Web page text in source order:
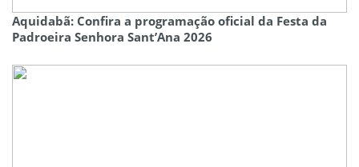
Aquidabã: Confira a programação oficial da Festa da
Padroeira Senhora Sant’Ana 2026